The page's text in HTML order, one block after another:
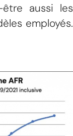
aussi les
employés.